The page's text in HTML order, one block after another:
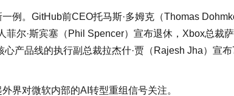
例。GitHub前CEO托马斯·多姆克（Thomas
尔·斯宾塞（Phil Spencer）宣布退休，Xbox总裁
产品线的执行副总裁拉杰什·贾（Rajesh Jha）宣
界对微软内部的AI转型重组信号关注。